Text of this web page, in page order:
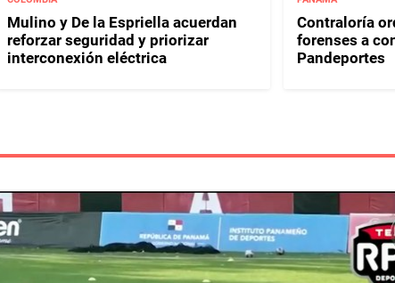
Mulino y De la Espriella acuerdan
reforzar seguridad y priorizar
interconexión eléctrica
Contraloría
forenses a
Pandeportes